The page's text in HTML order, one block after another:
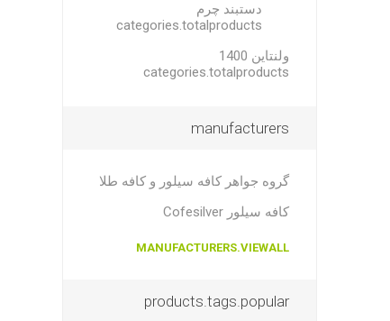
دستبند چرم
categories.totalproducts
ولنتاین 1400
categories.totalproducts
manufacturers
گروه جواهر کافه سیلور و کافه طلا
کافه سیلور Cofesilver
MANUFACTURERS.VIEWALL
products.tags.popular